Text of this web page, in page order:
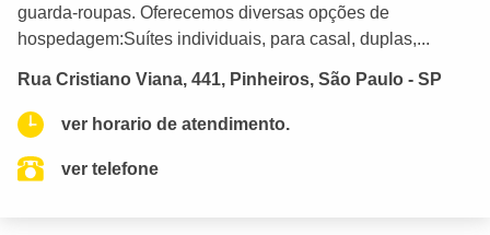
guarda-roupas. Oferecemos diversas opções de
hospedagem:Suítes individuais, para casal, duplas,...
Rua Cristiano Viana, 441, Pinheiros, São Paulo - SP
ver horario de atendimento.
ver telefone